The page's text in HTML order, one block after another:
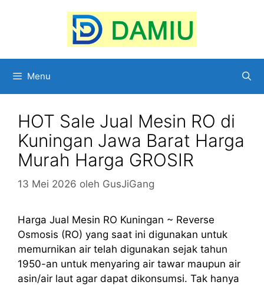
Menu
HOT Sale Jual Mesin RO di
Kuningan Jawa Barat Harga
Murah Harga GROSIR
13 Mei 2026 oleh GusJiGang
Harga Jual Mesin RO Kuningan ~ Reverse
Osmosis (RO) yang saat ini digunakan untuk
memurnikan air telah digunakan sejak tahun
1950-an untuk menyaring air tawar maupun air
asin/air laut agar dapat dikonsumsi. Tak hanya